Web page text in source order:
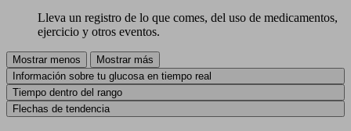
Lleva un registro de lo que comes, del uso de medicamentos,
ejercicio y otros eventos.
Mostrar menos
Mostrar más
Información sobre tu glucosa en tiempo real
Tiempo dentro del rango
Flechas de tendencia